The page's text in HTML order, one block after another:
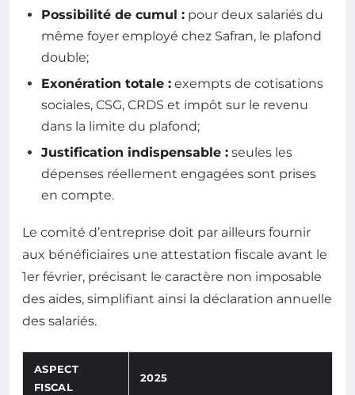
Possibilité de cumul : pour deux salariés du
même foyer employé chez Safran, le plafond
double;
Exonération totale : exempts de cotisations
sociales, CSG, CRDS et impôt sur le revenu
dans la limite du plafond;
Justification indispensable : seules les
dépenses réellement engagées sont prises
en compte.
Le comité d’entreprise doit par ailleurs fournir
aux bénéficiaires une attestation fiscale avant le
1er février, précisant le caractère non imposable
des aides, simplifiant ainsi la déclaration annuelle
des salariés.
ASPECT
FISCAL
2025